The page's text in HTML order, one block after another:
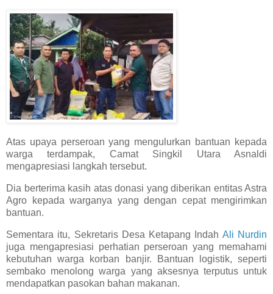
Atas upaya perseroan yang mengulurkan bantuan kepada
warga terdampak, Camat Singkil Utara Asnaldi
mengapresiasi langkah tersebut.
Dia berterima kasih atas donasi yang diberikan entitas Astra
Agro kepada warganya yang dengan cepat mengirimkan
bantuan.
Sementara itu, Sekretaris Desa Ketapang Indah Ali Nurdin
juga mengapresiasi perhatian perseroan yang memahami
kebutuhan warga korban banjir. Bantuan logistik, seperti
sembako menolong warga yang aksesnya terputus untuk
mendapatkan pasokan bahan makanan.